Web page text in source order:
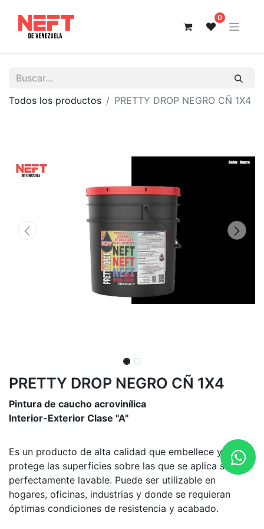
0
Todos los productos PRETTY DROP NEGRO CÑ 1X4
PRETTY DROP NEGRO CÑ 1X4
Pintura de caucho acrovinílica
Interior-Exterior Clase "A"
Es un producto de alta calidad que embellece y
protege las superficies sobre las que se aplica siendo
perfectamente lavable. Puede ser utilizable en
hogares, oficinas, industrias y donde se requieran
óptimas condiciones de resistencia y acabado.